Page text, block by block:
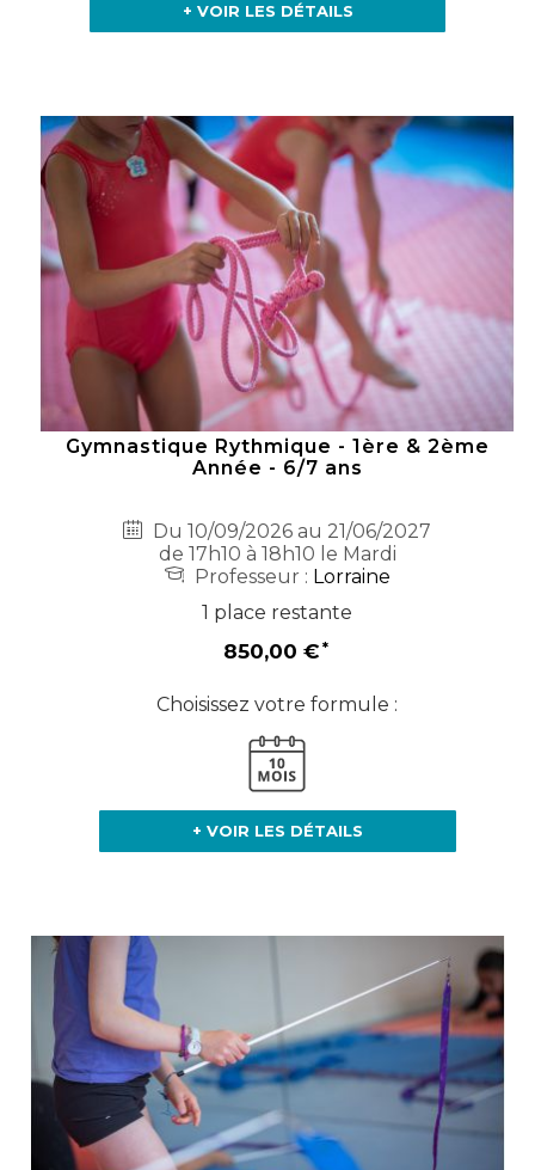
+ VOIR LES DÉTAILS
Gymnastique Rythmique - 1ère & 2ème
Année - 6/7 ans
Du 10/09/2026 au 21/06/2027
de 17h10 à 18h10 le Mardi
Professeur : Lorraine
1 place restante
850,00 €
Choisissez votre formule :
+ VOIR LES DÉTAILS